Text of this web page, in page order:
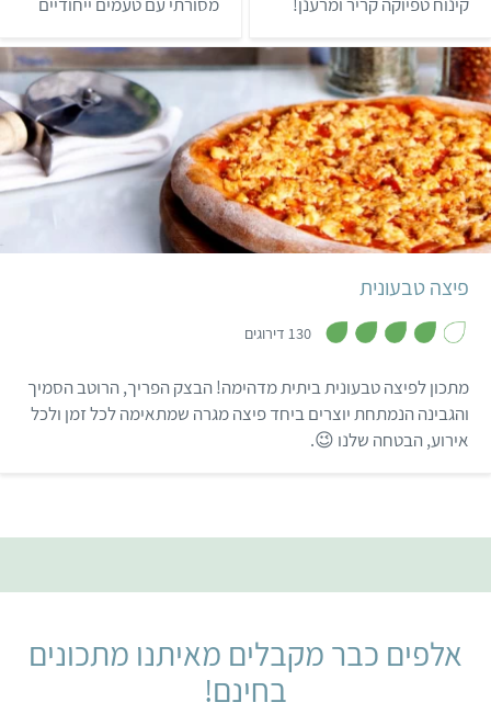
ו
מהיר וקל להכנה, ואפשר
לשלב בו טעמים ופירות שונים
והתוצאה תמיד תצא מעולה!
5
אפשר להכין בקלות
ובמהירות, ותוך 10 דקות
הבית יתמלא בניחוח מדהים
של הודו הרחוקה…
בינוני שעה ו-55 דקות פיצה בינונית
פיצה טבעונית
130 דירוגים
ת
ו
ך
מתכון לפיצה טבעונית ביתית מדהימה! הבצק הפריך, הרוטב הסמיך
והגבינה הנמתחת יוצרים ביחד פיצה מגרה שמתאימה לכל זמן ולכל
אירוע, הבטחה שלנו 😉.
אלפים כבר מקבלים מאיתנו מתכונים
בחינם!